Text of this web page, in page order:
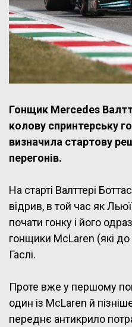
Гонщик Mercedes
колову спринтерську
визначила стартову
перегонів.
На старті Валттері
відрив, в той час як
почати гонку і його
гонщики McLaren (які до
Гаслі.
Проте вже у першому
один із McLaren й
переднє антикрило